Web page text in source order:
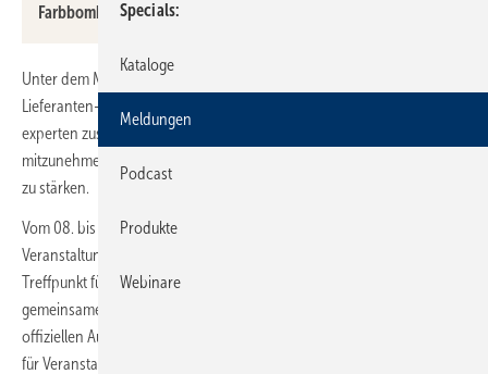
Farbbomben.
Unter dem Motto „das WIR. macht FreuNde“ kamen Mitglieder,
Lieferanten- und Servicepartner sowie Branchenexpertinnen und -
experten zusammen, um sich auszutauschen, neue Impulse
mitzunehmen und die Gemeinschaft innerhalb des Verbunds weiter
zu stärken.
Vom 08. bis 10. Mai 2026 wurde der SHK-Campus gemeinsam mit den
Veranstaltungsorten in Heidelberg und der Eventmühle Kraichgau zum
Treffpunkt für persönliches Networking, Neuerungen und
gemeinsames Erleben. Gleichzeitig markierte der Kongress den
offiziellen Auftakt des neuen SHK-Campus, der künftig als zentraler Ort
für Veranstaltungen, Schulungen und Austauschformate genutzt
Specials
Kataloge
Meldungen
Podcast
Produkte
Webinare